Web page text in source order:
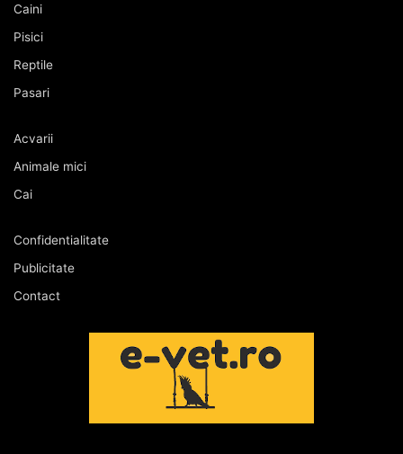
Caini
Pisici
Reptile
Pasari
Acvarii
Animale mici
Cai
Confidentialitate
Publicitate
Contact